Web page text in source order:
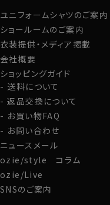
グローブ
ユニフォームシャツのご案内
ショールームのご案内
衣装提供・メディア掲載
会社概要
ショッピングガイド
送料について
返品交換について
お買い物FAQ
お問い合わせ
ニュースメール
ozie/style コラム
ozie/Live
SNSのご案内